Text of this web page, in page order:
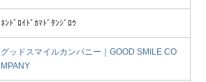
ﾈﾝﾄﾞﾛｲﾄﾞｶﾏﾄﾞﾀﾝｼﾞﾛｳ
グッドスマイルカンパニー｜GOOD SMILE CO
MPANY